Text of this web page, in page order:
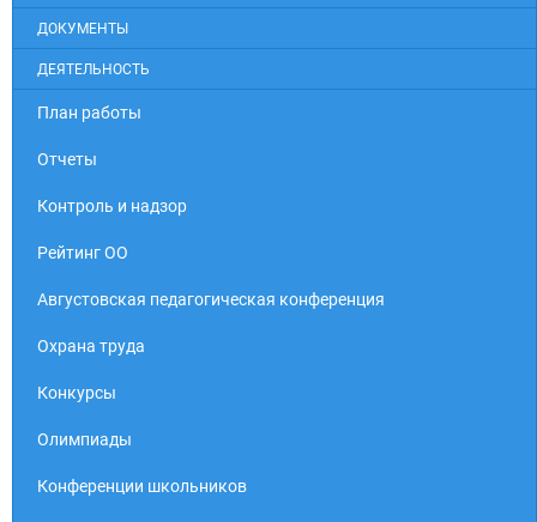
ДОКУМЕНТЫ
ДЕЯТЕЛЬНОСТЬ
План работы
Отчеты
Контроль и надзор
Рейтинг ОО
Августовская педагогическая конференция
Охрана труда
Конкурсы
Олимпиады
Конференции школьников